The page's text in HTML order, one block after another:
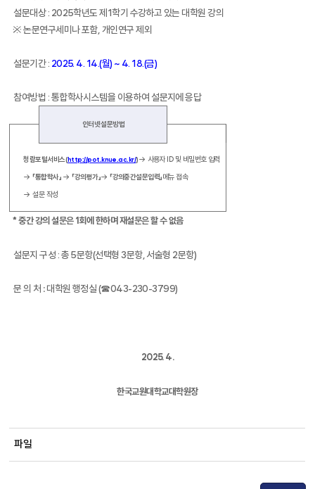
설문대상: 2025학년도 제 1학기 수강하고 있는 대학원 강의
※논문연구세미나 포함, 개인연구 제외
설문기간: 2025. 4. 14.(월) ~ 4. 18.(금)
참여방법 :통합학사시스템을 이용하여 설문지에 응답
인터넷 설문방법
청람포털서비스(http://pot.knue.ac.kr/)→ 사용자 ID 및 비밀번호 입력
→「통합학사」 →「강의평가」→「강의중간설문입력」메뉴 접속
→ 설문작성
*중간 강의 설문은 1 회에 한하며 재설문은 할 수 없음
설문지 구성:총5문항(선택형3문항, 서술형 2문항)
문 의 처 : 대학원 행정실(☎043-230-3799)
2025. 4.
한국교원대학교대학원장
파일